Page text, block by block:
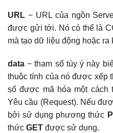
URL − URL của ngồn
được gửi tới. Nó có thể là
mà tạo dữ liệu động hoặc ra
data − tham số tùy ý này
thuộc tính của nó được xếp
số được mã hóa một
Yêu cầu (Request). Nếu
bởi sử dụng phương thức
thức GET được sử dụng.